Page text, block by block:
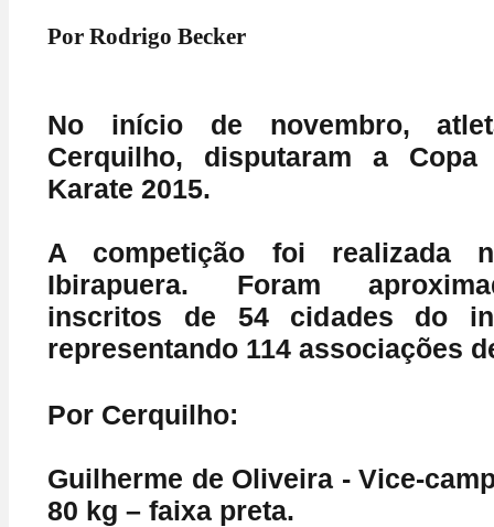
Por Rodrigo Becker
No início de novembro, atlet
Cerquilho, disputaram a
Karate 2015.
A competição foi realizada
Ibirapuera. Foram
inscritos de 54 cidades do
representando 114 associações
Por Cerquilho:
Guilherme de Oliveira - Vice-
80 kg – faixa preta.